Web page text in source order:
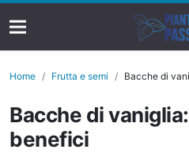
Home Frutta e semi Bacche di
Bacche di
benefici